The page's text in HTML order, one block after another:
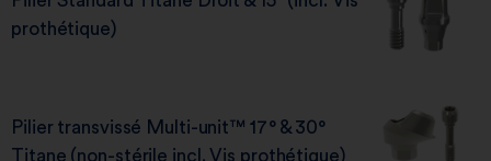
prothétique)
Pilier transvissé Multi-unit™ 17° & 30°
Titane (non-stérile incl. Vis prothétique)